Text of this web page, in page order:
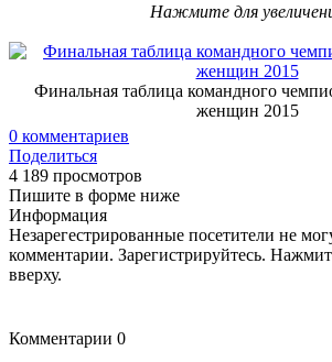
Нажмите для
Финальная таблица командного
женщин 2015
0 комментариев
Поделиться
4 189 просмотров
Пишите в форме ниже
Информация
Незарегестрированные посетители не
комментарии. Зарегистрируйтесь.
вверху.
Комментарии 0